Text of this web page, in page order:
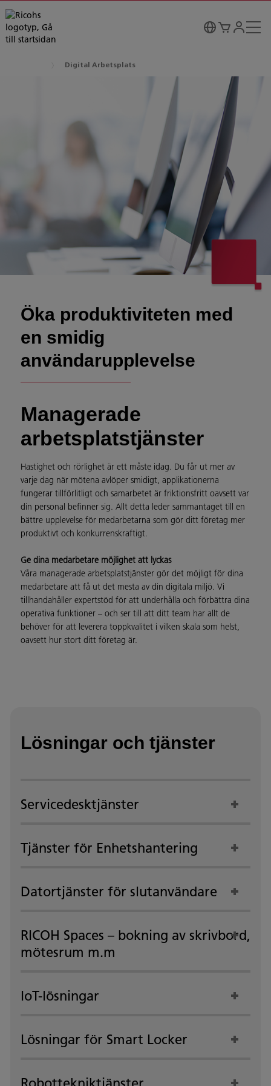
Digital Arbetsplats
Öka produktiviteten med
en smidig
användarupplevelse
Managerade
arbetsplatstjänster
Hastighet och rörlighet är ett måste idag. Du får ut mer av
varje dag när mötena avlöper smidigt, applikationerna
fungerar tillförlitligt och samarbetet är friktionsfritt oavsett var
din personal befinner sig. Allt detta leder sammantaget till en
bättre upplevelse för medarbetarna som gör ditt företag mer
produktivt och konkurrenskraftigt.
Ge dina medarbetare möjlighet att lyckas
Våra managerade arbetsplatstjänster gör det möjligt för dina
medarbetare att få ut det mesta av din digitala miljö. Vi
tillhandahåller expertstöd för att underhålla och förbättra dina
operativa funktioner – och ser till att ditt team har allt de
behöver för att leverera toppkvalitet i vilken skala som helst,
oavsett hur stort ditt företag är.
Lösningar och tjänster
Servicedesktjänster
Tjänster för Enhetshantering
Datortjänster för slutanvändare
RICOH Spaces – bokning av skrivbord,
mötesrum m.m
IoT-lösningar
Lösningar för Smart Locker